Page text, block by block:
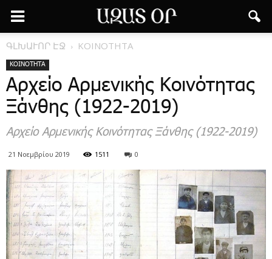
ԳԼԽԱՒՈՐ ԷՋ ΚΟΙΝΟΤΗΤΑ
ΚΟΙΝΟΤΗΤΑ
Αρχείο Αρμενικής Κοινότητας
Ξάνθης (1922-2019)
Αρχείο Αρμενικής Κοινότητας Ξάνθης (1922-2019)
21 Νοεμβρίου 2019 1511 0